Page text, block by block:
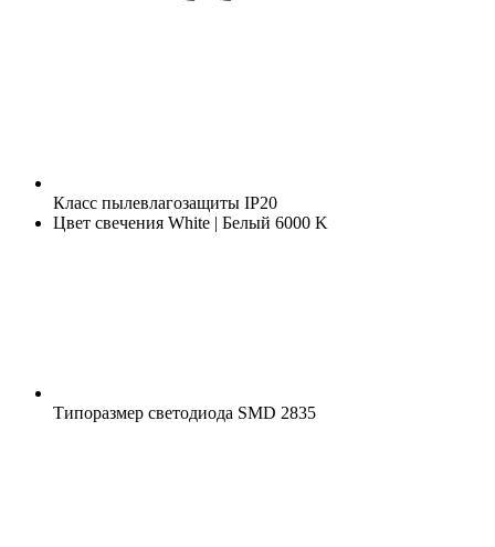
Класс пылевлагозащиты IP20
Цвет свечения White | Белый 6000 K
Типоразмер светодиода SMD 2835